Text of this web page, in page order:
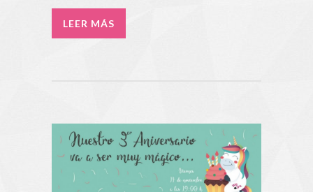
LEER MÁS